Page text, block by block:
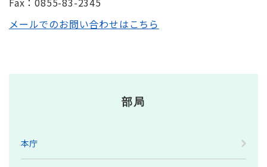
メールでのお問い合わせはこちら
部局
本庁